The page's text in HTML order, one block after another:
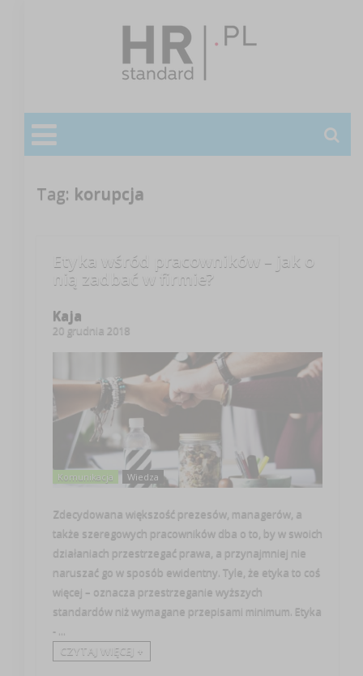
Tag: korupcja
Etyka wśród pracowników – jak o
nią zadbać w firmie?
Kaja
20 grudnia 2018
Komunikacja Wiedza
Zdecydowana większość prezesów, managerów, a
także szeregowych pracowników dba o to, by w swoich
działaniach przestrzegać prawa, a przynajmniej nie
naruszać go w sposób ewidentny. Tyle, że etyka to coś
więcej – oznacza przestrzeganie wyższych
standardów niż wymagane przepisami minimum. Etyka
- ...
CZYTAJ WIĘCEJ +